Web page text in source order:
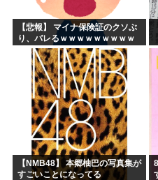
【悲報】 マイナ保険証のクソぶ
り、バレるｗｗｗｗｗｗｗｗｗ
【NMB48】 本郷柚巴の写真集が
すごいことになってる